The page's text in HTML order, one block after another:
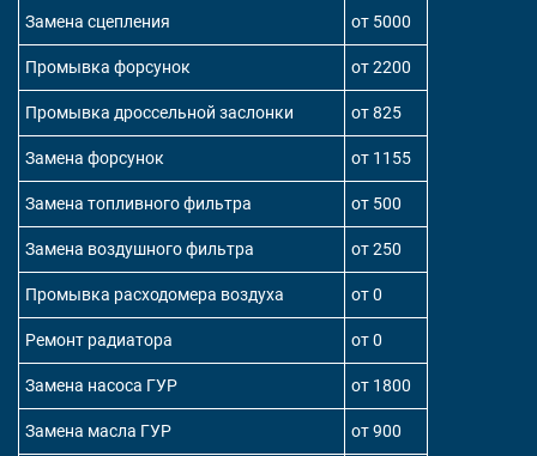
Замена сцепления от 5000
Промывка форсунок от 2200
Промывка дроссельной заслонки от 825
Замена форсунок от 1155
Замена топливного фильтра от 500
Замена воздушного фильтра от 250
Промывка расходомера воздуха от 0
Ремонт радиатора от 0
Замена насоса ГУР от 1800
Замена масла ГУР от 900